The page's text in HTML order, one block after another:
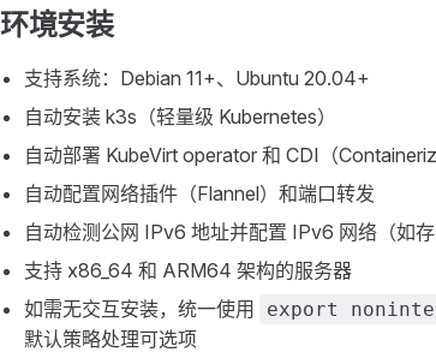
环境安装
支持系统：Debian 11+、Ubuntu 20.04+
自动安装 k3s（轻量级 Kubernetes）
自动部署 KubeVirt operator 和 CDI（
自动配置网络插件（Flannel）和端口转发
自动检测公网 IPv6 地址并配置 IPv6 网络（如存
支持 x86_64 和 ARM64 架构的服务器
如需无交互安装，统一使用
export
默认策略处理可选项